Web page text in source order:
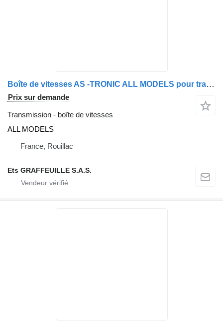
Boîte de vitesses AS -TRONIC ALL MODELS pour tracteur routier
Prix sur demande
Transmission - boîte de vitesses
ALL MODELS
France, Rouillac
Ets GRAFFEUILLE S.A.S.